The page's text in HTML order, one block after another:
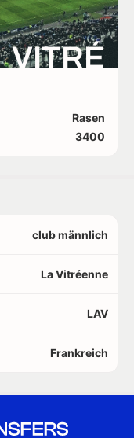
VITRÉ
Rasen
3400
club männlich
La Vitréenne
LAV
Frankreich